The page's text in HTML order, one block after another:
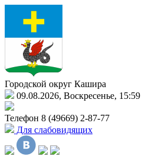
Городской округ Кашира
09.08.2026, Воскресенье, 15:59
Телефон 8 (49669) 2-87-77
Для слабовидящих